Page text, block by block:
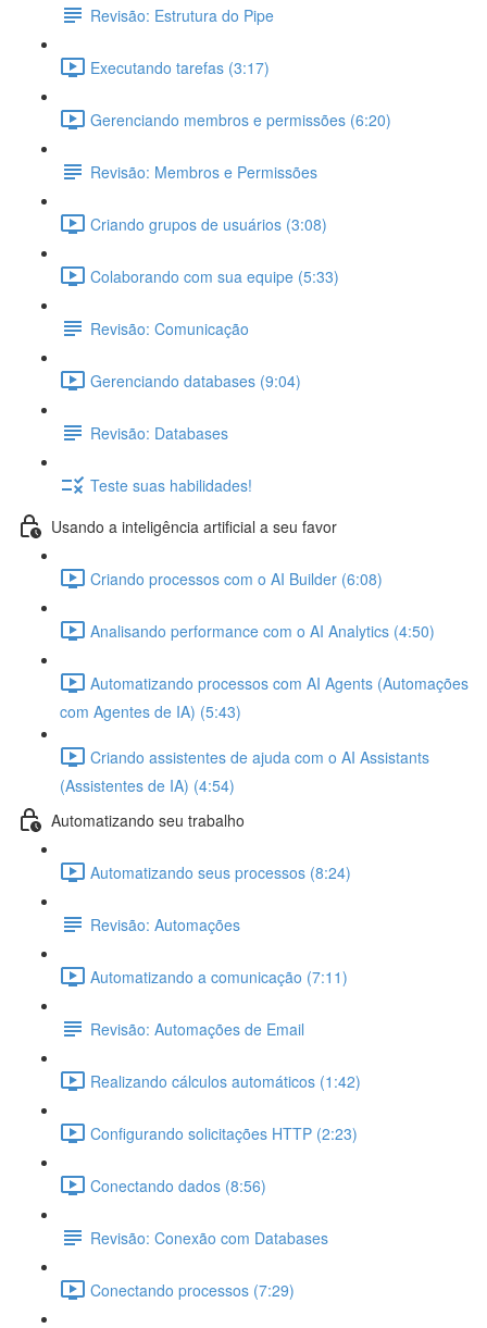
Revisão: Estrutura do Pipe
Executando tarefas (3:17)
Gerenciando membros e permissões (6:20)
Revisão: Membros e Permissões
Criando grupos de usuários (3:08)
Colaborando com sua equipe (5:33)
Revisão: Comunicação
Gerenciando databases (9:04)
Revisão: Databases
Teste suas habilidades!
Usando a inteligência artificial a seu favor
Criando processos com o AI Builder (6:08)
Analisando performance com o AI Analytics (4:50)
Automatizando processos com AI Agents (Automações
com Agentes de IA) (5:43)
Criando assistentes de ajuda com o AI Assistants
(Assistentes de IA) (4:54)
Automatizando seu trabalho
Automatizando seus processos (8:24)
Revisão: Automações
Automatizando a comunicação (7:11)
Revisão: Automações de Email
Realizando cálculos automáticos (1:42)
Configurando solicitações HTTP (2:23)
Conectando dados (8:56)
Revisão: Conexão com Databases
Conectando processos (7:29)